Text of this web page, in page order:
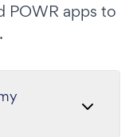
POWR apps to